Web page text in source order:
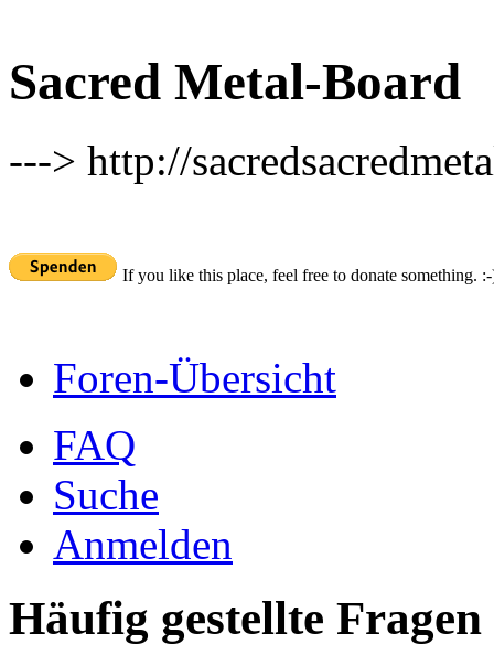
Sacred Metal-Board
---> http://
If you like this place, feel free to donate something.
Foren-Übersicht
FAQ
Suche
Anmelden
Häufig gestellte Fragen